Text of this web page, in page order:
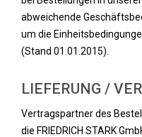
abweichende
um die
(Stand 01.01.2015).
LIEFERUNG /
Vertragspartner des
die FRIEDRICH STARK